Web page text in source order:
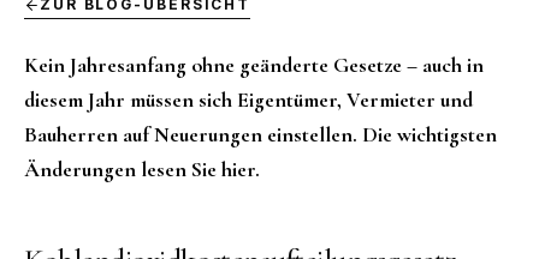
ZUR BLOG-ÜBERSICHT
Kein Jahresanfang ohne geänderte Gesetze – auch in
diesem Jahr müssen sich Eigentümer, Vermieter und
Bauherren auf Neuerungen einstellen. Die wichtigsten
Änderungen lesen Sie hier.